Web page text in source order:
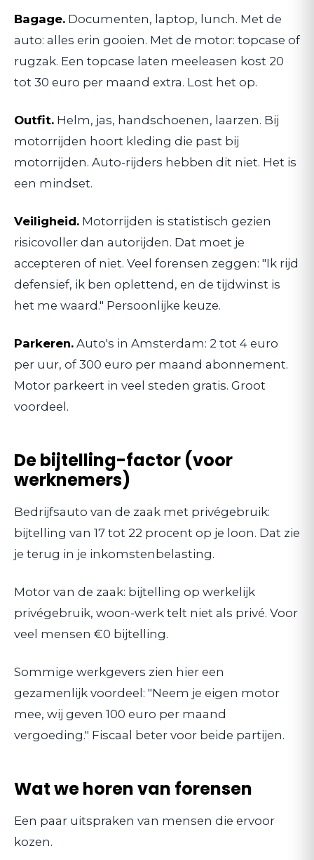
Bagage. Documenten, laptop, lunch. Met de
auto: alles erin gooien. Met de motor: topcase of
rugzak. Een topcase laten meeleasen kost 20
tot 30 euro per maand extra. Lost het op.
Outfit. Helm, jas, handschoenen, laarzen. Bij
motorrijden hoort kleding die past bij
motorrijden. Auto-rijders hebben dit niet. Het is
een mindset.
Veiligheid. Motorrijden is statistisch gezien
risicovoller dan autorijden. Dat moet je
accepteren of niet. Veel forensen zeggen: "Ik rijd
defensief, ik ben oplettend, en de tijdwinst is
het me waard." Persoonlijke keuze.
Parkeren. Auto's in Amsterdam: 2 tot 4 euro
per uur, of 300 euro per maand abonnement.
Motor parkeert in veel steden gratis. Groot
voordeel.
De bijtelling-factor (voor
werknemers)
Bedrijfsauto van de zaak met privégebruik:
bijtelling van 17 tot 22 procent op je loon. Dat zie
je terug in je inkomstenbelasting.
Motor van de zaak: bijtelling op werkelijk
privégebruik, woon-werk telt niet als privé. Voor
veel mensen €0 bijtelling.
Sommige werkgevers zien hier een
gezamenlijk voordeel: "Neem je eigen motor
mee, wij geven 100 euro per maand
vergoeding." Fiscaal beter voor beide partijen.
Wat we horen van forensen
Een paar uitspraken van mensen die ervoor
kozen.